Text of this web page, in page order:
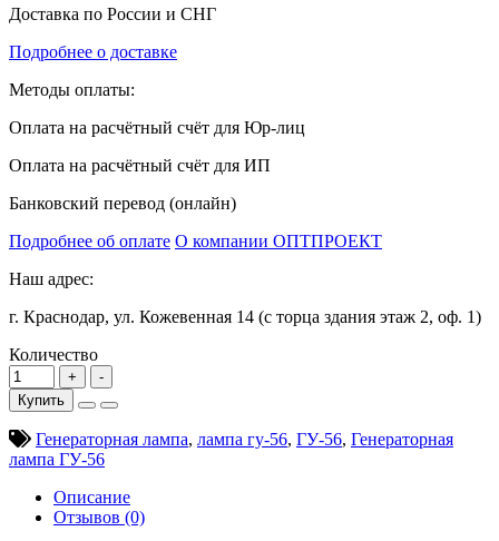
Доставка по России и СНГ
Подробнее о доставке
Методы оплаты:
Оплата на расчётный счёт для Юр-лиц
Оплата на расчётный счёт для ИП
Банковский перевод (онлайн)
Подробнее об оплате О компании ОПТПРОЕКТ
Наш адрес:
г. Краснодар, ул. Кожевенная 14 (с торца здания этаж 2, оф. 1)
Количество
Купить
Генераторная лампа, лампа гу-56, ГУ-56, Генераторная
лампа ГУ-56
Описание
Отзывов (0)